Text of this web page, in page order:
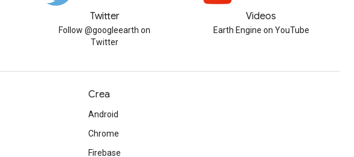
Twitter
Follow @googleearth on
Twitter
Videos
Earth Engine on YouTube
Crea
Android
Chrome
Firebase